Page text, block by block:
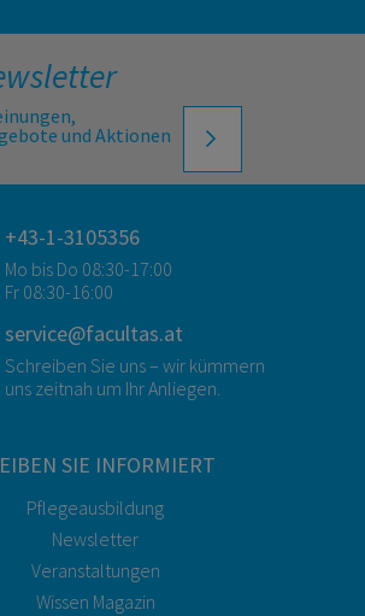
und Aktionen
+43-1-3105356
Mo bis Do 08:30-17:00
Fr 08:30-16:00
service@facultas.at
Schreiben Sie uns – wir kümmern
uns zeitnah um Ihr Anliegen.
SIE INFORMIERT
Pflegeausbildung
Newsletter
Veranstaltungen
Wissen Magazin